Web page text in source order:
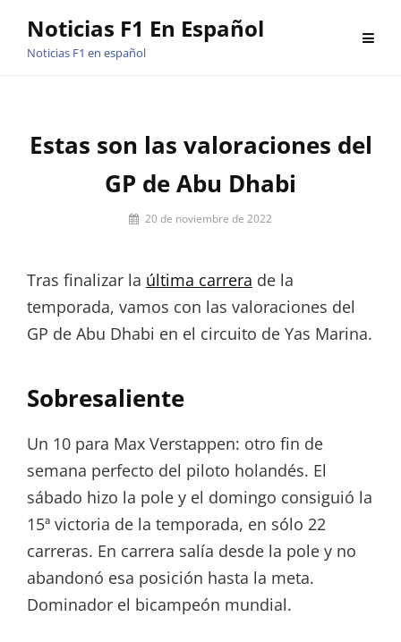
Noticias F1 En Español
Noticias F1 en español
Estas son las valoraciones del
GP de Abu Dhabi
Por 20 de noviembre de 2022
Tras finalizar la última carrera de la
temporada, vamos con las valoraciones del
GP de Abu Dhabi en el circuito de Yas Marina.
Sobresaliente
Un 10 para Max Verstappen: otro fin de
semana perfecto del piloto holandés. El
sábado hizo la pole y el domingo consiguió la
15ª victoria de la temporada, en sólo 22
carreras. En carrera salía desde la pole y no
abandonó esa posición hasta la meta.
Dominador el bicampeón mundial.